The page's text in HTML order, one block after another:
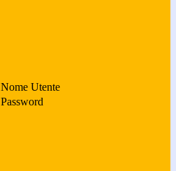
Nome Utente
Password